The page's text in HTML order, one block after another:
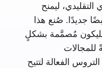
ليمنح
جديدًا. صُنع هذا
مُصمَّمة بشكلٍ
الفعالة لتتيح